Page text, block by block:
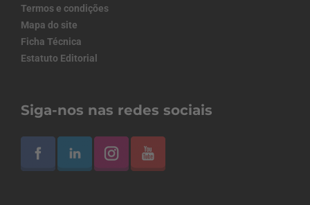
Termos e condições
Mapa do site
Ficha Técnica
Estatuto Editorial
Siga-nos nas redes sociais